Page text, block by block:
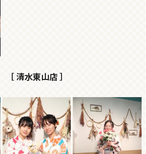
［ 清水東山店 ］